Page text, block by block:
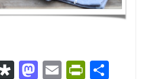
Diaspora
Mastodon
Email